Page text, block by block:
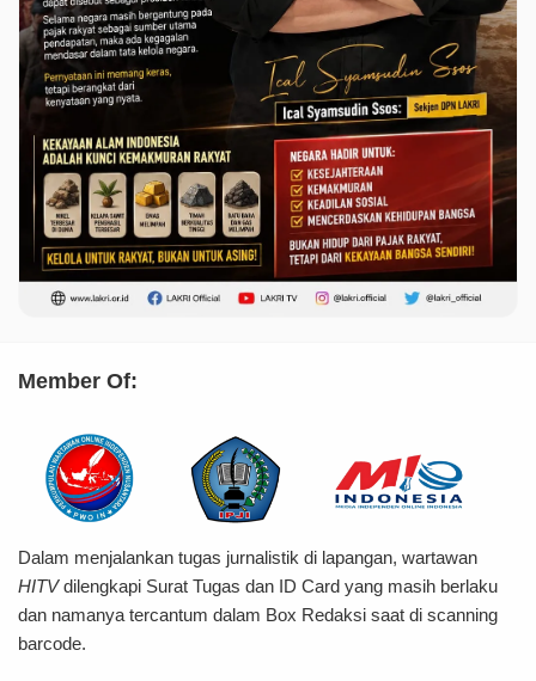
Member Of:
Dalam menjalankan tugas jurnalistik di lapangan, wartawan
HITVdilengkapi Surat Tugas dan ID Card yang masih berlaku
dan namanya tercantum dalam Box Redaksi saat di scanning
barcode.